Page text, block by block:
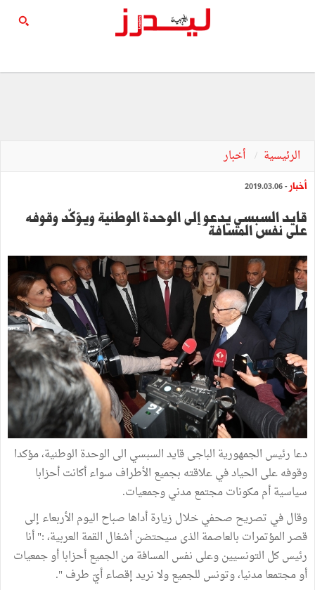
الرئيسية أخبار
أخبار - 2019.03.06
قايد السبسي يدعو إلى الوحدة الوطنية ويؤكّد وقوفه
على نفس المسافة
دعا رئيس الجمهورية الباجى قايد السبسي الى الوحدة الوطنية، مؤكدا
وقوفه على الحياد في علاقته بجميع الأطراف سواء أكانت أحزابا
سياسية أم مكونات مجتمع مدني وجمعيات.
وقال في تصريح صحفي خلال زيارة أداها صباح اليوم الأربعاء إلى
قصر المؤتمرات بالعاصمة الذى سيحتضن أشغال القمة العربية، :" أنا
رئيس كل التونسيين وعلى نفس المسافة من الجميع أحزابا أو جمعيات
أو مجتمعا مدنيا، وتونس للجميع ولا نريد إقصاء أيّ طرف ".